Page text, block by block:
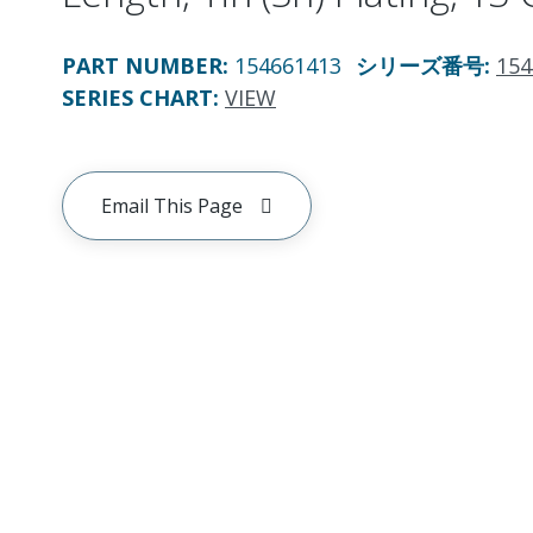
PART NUMBER: 154661413 シリーズ番号:
SERIES CHART: VIEW
Email This Page